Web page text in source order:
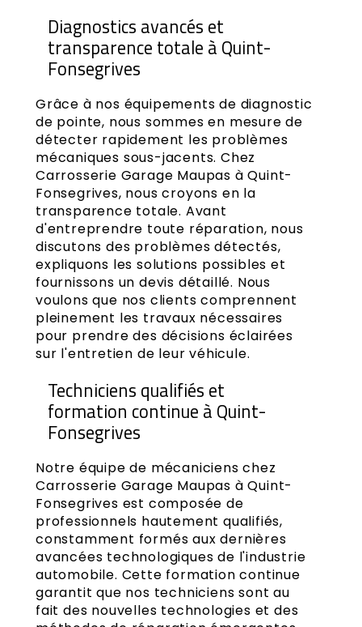
Diagnostics avancés et
transparence totale à Quint-
Fonsegrives
Grâce à nos équipements de diagnostic
de pointe, nous sommes en mesure de
détecter rapidement les problèmes
mécaniques sous-jacents. Chez
Carrosserie Garage Maupas à Quint-
Fonsegrives, nous croyons en la
transparence totale. Avant
d'entreprendre toute réparation, nous
discutons des problèmes détectés,
expliquons les solutions possibles et
fournissons un devis détaillé. Nous
voulons que nos clients comprennent
pleinement les travaux nécessaires
pour prendre des décisions éclairées
sur l'entretien de leur véhicule.
Techniciens qualifiés et
formation continue à Quint-
Fonsegrives
Notre équipe de mécaniciens chez
Carrosserie Garage Maupas à Quint-
Fonsegrives est composée de
professionnels hautement qualifiés,
constamment formés aux dernières
avancées technologiques de l'industrie
automobile. Cette formation continue
garantit que nos techniciens sont au
fait des nouvelles technologies et des